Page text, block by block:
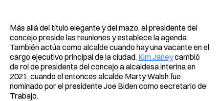
Más allá del título elegante y del mazo, el presidente del
concejo preside las reuniones y establece la agenda.
También actúa como alcalde cuando hay una vacante en el
cargo ejecutivo principal de la ciudad. Kim Janeycambió
de rol de presidenta del concejo a alcaldesa interina en
2021, cuando el entonces alcalde Marty Walsh fue
nominado por el presidente Joe Biden como secretario de
Trabajo.